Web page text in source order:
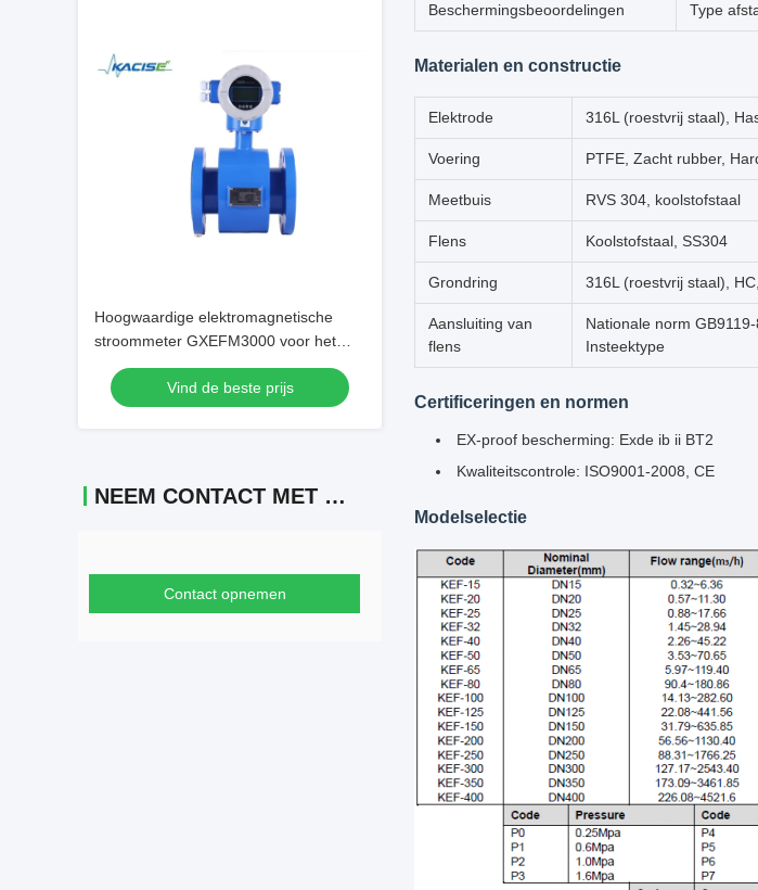
Hoogwaardige elektromagnetische
stroommeter GXEFM3000 voor het
meten van de stroomsnelheid in
elektrisch geleidende vloeistoffen
Vind de beste prijs
NEEM CONTACT MET ONS OP
Contact opnemen
Beschermingsbeoordelingen Type
Materialen en constructie
Elektrode 316L (roestvrij staal),
Voering PTFE, Zacht rubber,
Meetbuis RVS 304, koolstofstaal
Flens Koolstofstaal, SS304
Grondring 316L (roestvrij staal),
Aansluiting van
flens
Nationale norm
Insteektype
Certificeringen en normen
EX-proof bescherming: Exde ib ii BT2
Kwaliteitscontrole: ISO9001-2008, CE
Modelselectie